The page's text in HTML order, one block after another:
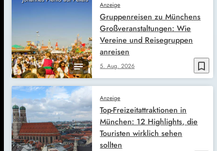
bookmark_border
Anzeige
5. Aug. 2026
Gruppenreisen zu Münchens
Großveranstaltungen: Wie
Vereine und Reisegruppen
anreisen
Anzeige
Top-Freizeitattraktionen in
München: 12 Highlights, die
Touristen wirklich sehen
sollten